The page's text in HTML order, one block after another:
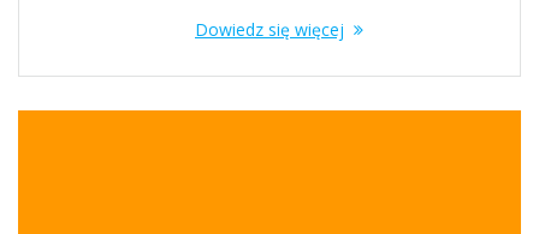
Dowiedz się więcej